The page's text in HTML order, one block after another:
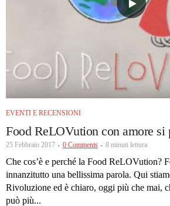
EVENTI E RECENSIONI
Food ReLOVution con amore si
25 Febbraio 2017 0 Comments 8 minuti lettura
Che cos’è e perché la Food ReLOVution?
innanzitutto una bellissima parola. Qui
Rivoluzione ed è chiaro, oggi più che mai,
può più...